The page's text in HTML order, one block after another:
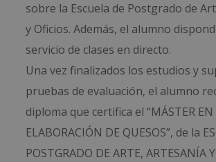
sobre la Escuela de Postgrado de
y Oficios. Además, el alumno
servicio de clases en directo.
Una vez finalizados los estudios y
pruebas de evaluación, el alumno
diploma que certifica el “MÁSTER EN
ELABORACIÓN DE QUESOS”, de la
POSTGRADO DE ARTE, ARTESANÍA